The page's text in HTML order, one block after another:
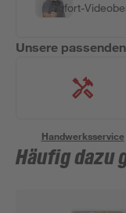
Sofort-
Unsere
Handwerksservice
Häufig dazu